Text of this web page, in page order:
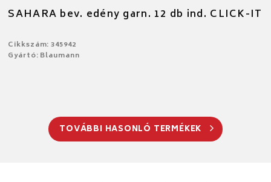
SAHARA bev. edény garn. 12 db ind. CLICK-IT
Cikkszám: 345942
Gyártó: Blaumann
TOVÁBBI HASONLÓ TERMÉKEK